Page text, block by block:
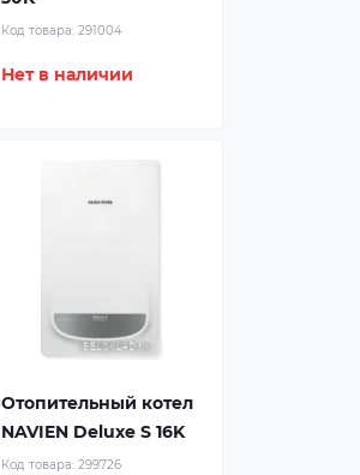
Код товара:291004
Нет в наличии
Отопительный котел
NAVIEN Deluxe S 16K
Код товара:299726